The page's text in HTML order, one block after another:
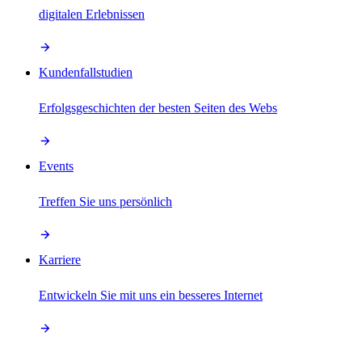
digitalen Erlebnissen
Kundenfallstudien
Erfolgsgeschichten der besten Seiten des Webs
Events
Treffen Sie uns persönlich
Karriere
Entwickeln Sie mit uns ein besseres Internet